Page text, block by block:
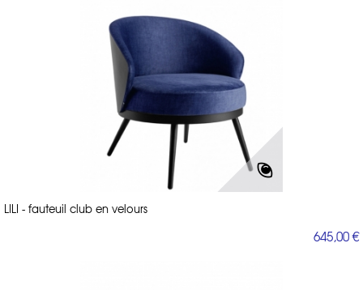
LILI - fauteuil club en velours
645,00 €